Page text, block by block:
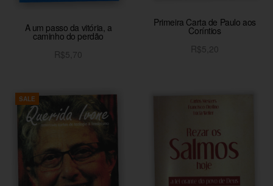
A um passo da vitória, a
caminho do perdão
R$5,70
Primeira Carta de Paulo aos
Coríntios
R$5,20
SALE